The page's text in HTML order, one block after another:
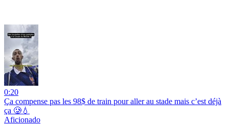
0:20
Ça compense pas les 98$ de train pour aller au stade mais c’est déjà
ça 🥲💧
Aficionado